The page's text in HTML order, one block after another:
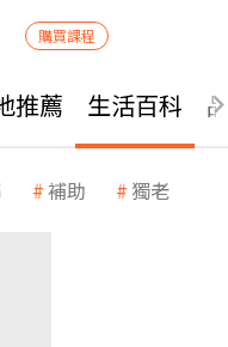
購買課程
推薦 生活百科
補助 獨老